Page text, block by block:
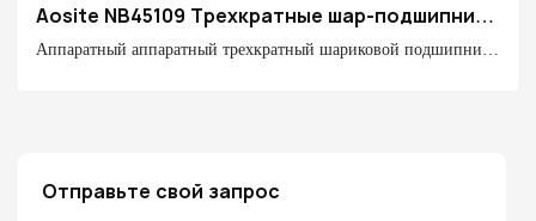
Отправьте свой запрос
Aosite NB45109 Трехкратные шар-подшипники
с толчком
Аппаратный аппаратный трехкратный шариковой подшипник,
усилия, и приносит вам более удобный домашний опыт!